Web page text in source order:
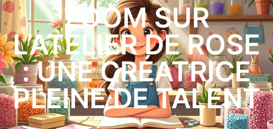
ZOOM SUR
L’ATELIER DE ROSE
: UNE CRÉATRICE
PLEINE DE TALENT